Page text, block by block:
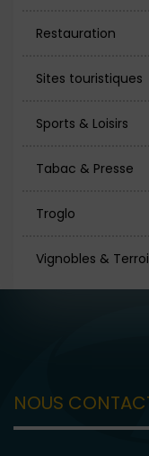
Restauration
Sites touristiques
Sports & Loisirs
Tabac & Presse
Troglo
Vignobles &
NOUS